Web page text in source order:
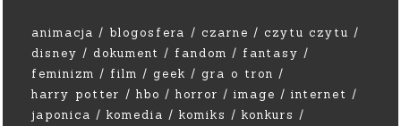
animacja blogosfera czarne
czytu czytu
disney
dokument fandom
fantasy
feminizm
film geek
gra o tron
harry potter
hbo horror image
internet
japonica
komedia komiks
konkurs